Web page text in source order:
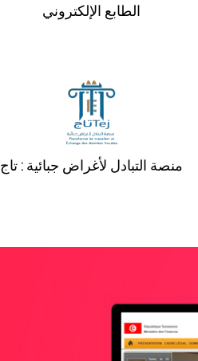
الطابع الإلكتروني
منصة التبادل لأغراض جبائية : تاج